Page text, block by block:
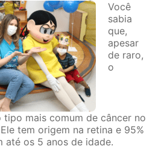
Você
sabia
que,
apesar
de raro,
o
tipo mais comum de câncer no
tem origem na retina e 95%
até os 5 anos de idade.